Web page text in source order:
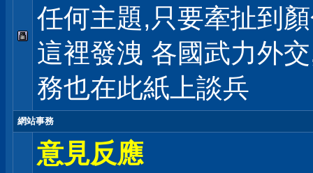
任何主題,只要牽扯到
這裡發洩 各國武力外
務也在此紙上談兵
網站事務
意見反應